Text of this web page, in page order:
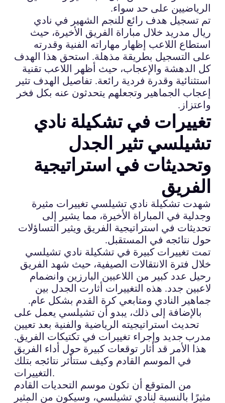
الرياضيين على حد سواء.
تم تسجيل هدف رائع للنجم الشهير في نادي
ريال مدريد خلال مباراة الفريق الأخيرة، حيث
استطاع اللاعب إظهار مهاراته الفنية وقدرته
على التسجيل بطريقة مذهلة. استحق هذا الهدف
كل الدهشة والإعجاب، حيث أظهر اللاعب تقنية
استثنائية وقدرة فردية رائعة. تفاصيل الهدف تثير
إعجاب الجماهير وتجعلهم يتحدثون عنه بكل فخر
واعتزاز.
تغييرات في تشكيلة نادي
تشيلسي تثير الجدل
وتحديثات في استراتيجية
الفريق
شهدت تشكيلة نادي تشيلسي تغييرات مثيرة
وجدلية في المباراة الأخيرة، مما يشير إلى
تحديثات في استراتيجية الفريق ويثير التساؤلات
حول نتائجه في المستقبل.
تمت تغييرات كبيرة في تشكيلة نادي تشيلسي
خلال فترة الانتقالات الصيفية، حيث شهد الفريق
رحيل عدد كبير من اللاعبين البارزين وانضمام
لاعبين جدد. هذه التغييرات أثارت الجدل بين
جماهير النادي ومتابعي كرة القدم بشكل عام.
بالإضافة إلى ذلك، يبدو أن تشيلسي يعمل على
تحديث استراتيجيته الرياضية والفنية بعد تعيين
مدرب جديد وإجراء تغييرات في تكتيكات الفريق.
هذا الأمر قد أثار توقعات كبيرة حول أداء الفريق
في الموسم القادم وكيف ستتأثر نتائجه بتلك
التغييرات.
من المتوقع أن تكون موسم التحديات القادم
مثيرًا بالنسبة لنادي تشيلسي، وسيكون من المثير